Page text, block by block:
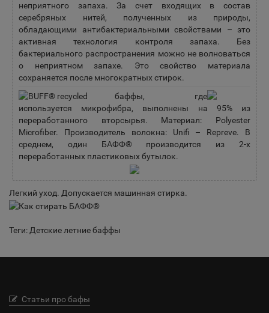
неприятного запаха. За счет входящих в состав
серебряных нитей, полученных из природы,
обладающими антибактериальными свойствами – это
активная технология контроля запаха. Без
бактериального распространения можно не волноваться
о неприятном запахе. Это свойство материала
сохраняется после многократных стирок.
баффы, где
используется микрофибра, выполнены на 95% из
переработанного вторсырья. Материал: Polyester
Microfiber. Производитель волокна: Unifi – Repreve. В
среднем, один БАФФ® производится из 2-х
переработанных пластиковых бутылок.
Легкий уход. Допускается машинная стирка.
Теги: Детские летние баффы
Статьи про бафы